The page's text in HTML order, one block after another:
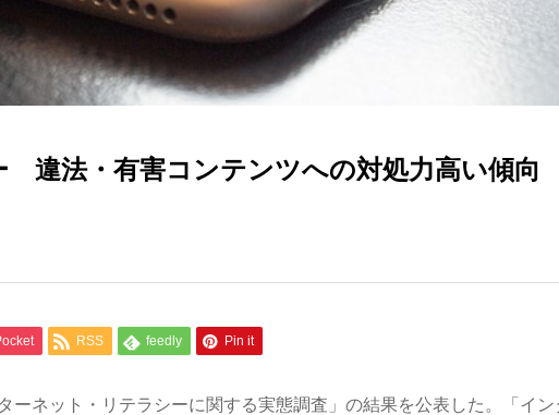
違法・有害コンテンツへの対処力高い傾向
RSS feedly Pin it
ーネット・リテラシーに関する実態調査」の結果を公表した。「イン